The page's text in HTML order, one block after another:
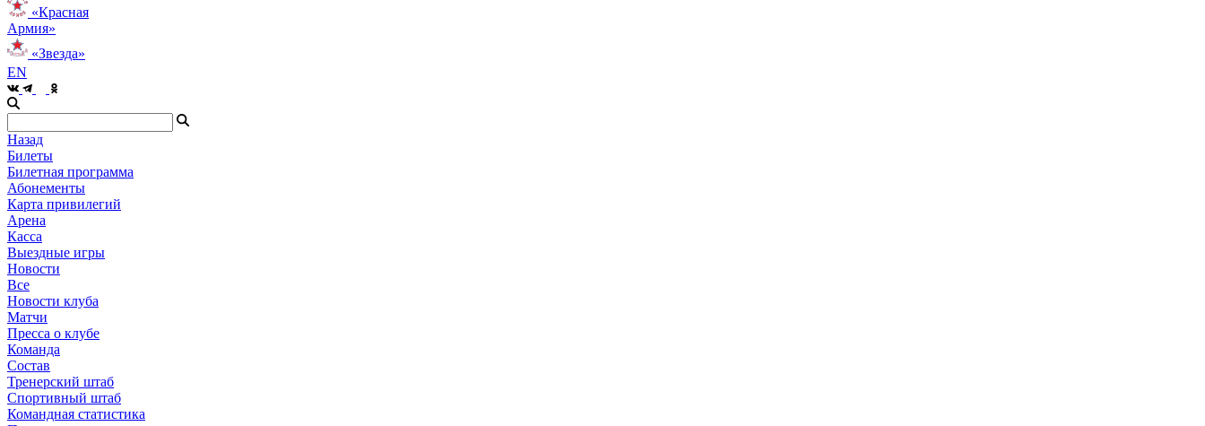
«Красная
Армия»
«Звезда»
EN
Назад
Билеты
Билетная программа
Абонементы
Карта привилегий
Арена
Касса
Выездные игры
Новости
Все
Новости клуба
Матчи
Пресса о клубе
Команда
Состав
Тренерский штаб
Спортивный штаб
Командная статистика